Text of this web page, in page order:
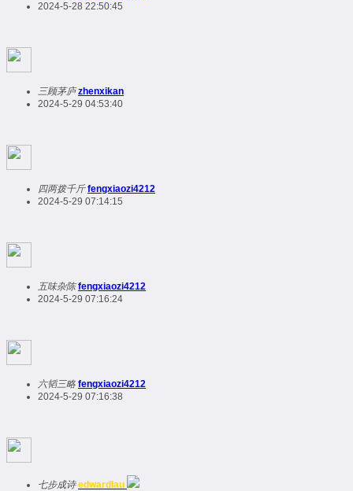
2024-5-28 22:50:45
三顾茅庐 zhenxikan
2024-5-29 04:53:40
四两拨千斤 fengxiaozi4212
2024-5-29 07:14:15
五味杂陈 fengxiaozi4212
2024-5-29 07:16:24
六韬三略 fengxiaozi4212
2024-5-29 07:16:38
七步成诗 edwardlau